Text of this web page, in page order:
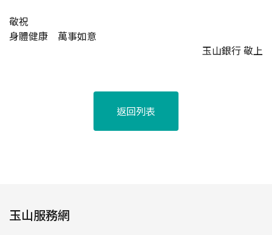
敬祝
身體健康 萬事如意
玉山銀行 敬上
返回列表
玉山服務網